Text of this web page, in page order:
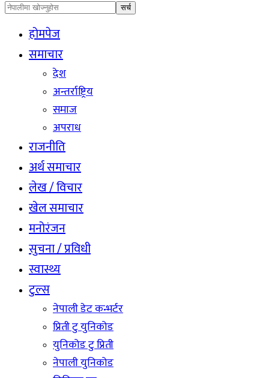
होमपेज
समाचार
देश
अन्तर्राष्ट्रिय
समाज
अपराध
राजनीति
अर्थ समाचार
लेख / विचार
खेल समाचार
मनोरंजन
सुचना / प्रविधी
स्वास्थ्य
टुल्स
नेपाली डेट कन्भर्टर
प्रिती टु युनिकोड
युनिकोड टु प्रिती
नेपाली युनिकोड